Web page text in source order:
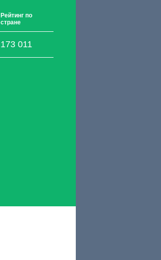
Рейтинг по
стране
173 011